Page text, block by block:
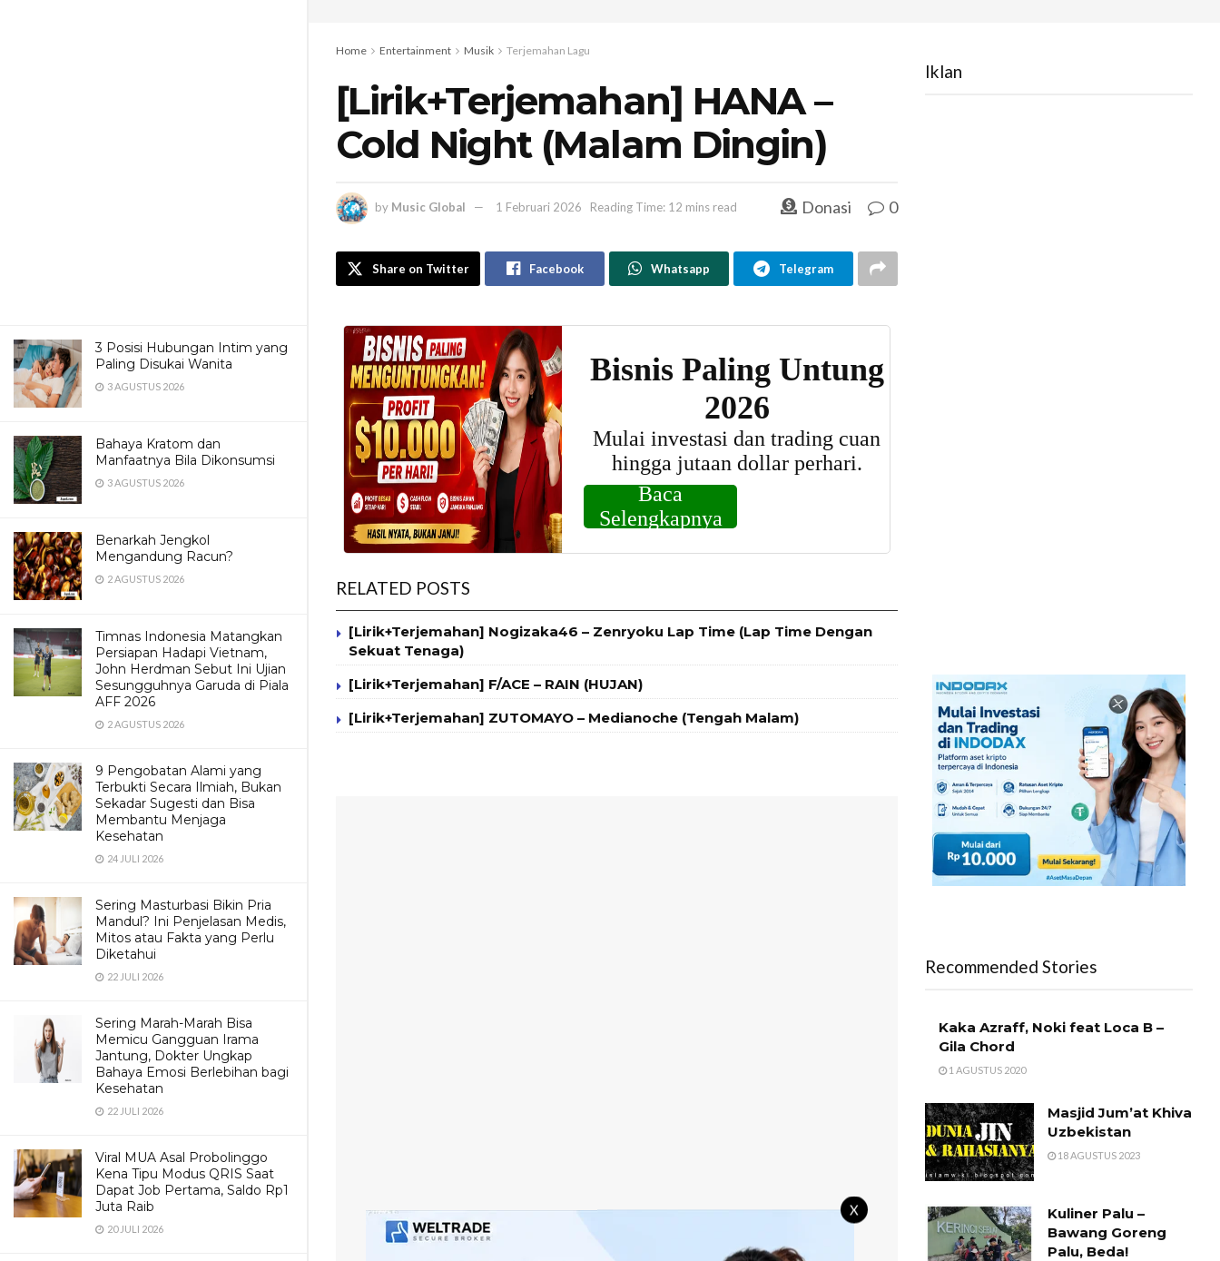
3 Posisi Hubungan Intim yang
Paling Disukai Wanita
3 AGUSTUS 2026
Bahaya Kratom dan
Manfaatnya Bila Dikonsumsi
3 AGUSTUS 2026
Benarkah Jengkol
Mengandung Racun?
2 AGUSTUS 2026
Timnas Indonesia Matangkan
Persiapan Hadapi Vietnam,
John Herdman Sebut Ini Ujian
Sesungguhnya Garuda di Piala
AFF 2026
2 AGUSTUS 2026
9 Pengobatan Alami yang
Terbukti Secara Ilmiah, Bukan
Sekadar Sugesti dan Bisa
Membantu Menjaga
Kesehatan
24 JULI 2026
Sering Masturbasi Bikin Pria
Mandul? Ini Penjelasan Medis,
Mitos atau Fakta yang Perlu
Diketahui
22 JULI 2026
Sering Marah-Marah Bisa
Memicu Gangguan Irama
Jantung, Dokter Ungkap
Bahaya Emosi Berlebihan bagi
Kesehatan
22 JULI 2026
Viral MUA Asal Probolinggo
Kena Tipu Modus QRIS Saat
Dapat Job Pertama, Saldo Rp1
Juta Raib
20 JULI 2026
X
Home Entertainment Musik Terjemahan Lagu
[Lirik+Terjemahan] HANA –
Cold Night (Malam Dingin)
by Music Global 1 Februari 2026 Reading Time: 12 mins read Donasi 0
Share on Twitter Facebook Whatsapp Telegram
RELATED POSTS
[Lirik+Terjemahan] Nogizaka46 – Zenryoku Lap Time (Lap Time Dengan
Sekuat Tenaga)
[Lirik+Terjemahan] F/ACE – RAIN (HUJAN)
[Lirik+Terjemahan] ZUTOMAYO – Medianoche (Tengah Malam)
Iklan
Recommended Stories
Kaka Azraff, Noki feat Loca B –
Gila Chord
1 AGUSTUS 2020
Masjid Jum’at Khiva
Uzbekistan
18 AGUSTUS 2023
Kuliner Palu –
Bawang Goreng
Palu, Beda!